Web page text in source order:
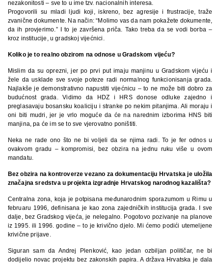
nezakonitosti – sve to u ime tzv. nacionalnih interesa.
Progovorili su mladi ljudi koji, iskreno, bez agresije i frustracije, traže
zvanične dokumente. Na način: “Molimo vas da nam pokažete dokumente,
da ih provjerimo.” I to je završena priča. Tako treba da se vodi borba –
kroz institucije, u gradskoj vijećnici.
Koliko je to realno obzirom na odnose u Gradskom vijeću?
Mislim da su oprezni, jer po prvi put imaju manjinu u Gradskom vijeću i
žele da usklade sve svoje poteze radi normalnog funkcionisanja grada.
Najlakše je demonstrativno napustiti vijećnicu – to ne može biti dobro za
budućnost grada. Vidimo da HDZ i HRS donose odluke zajedno i
preglasavaju bosansku koaliciju i stranke po nekim pitanjima. Ali moraju i
oni biti mudri, jer je vrlo moguće da će na narednim izborima HNS biti
manjina, pa će im se to sve vjerovatno poništiti.
Neka ne rade ono što ne bi voljeli da se njima radi. To je fer odnos u
ovakvom gradu – kompromisi, bez obzira na jednu ruku više u ovom
mandatu.
Bez obzira na kontroverze vezano za dokumentaciju Hrvatska je uložila
značajna sredstva u projekta izgradnje Hrvatskog narodnog kazališta?
Centralna zona, koja je potpisana međunarodnim sporazumom u Rimu u
februaru 1996, definisana je kao zona zajedničkih institucija grada. I sve
dalje, bez Gradskog vijeća, je nelegalno. Pogotovo pozivanje na planove
iz 1995. ili 1996. godine – to je krivično djelo. Mi ćemo podići utemeljene
krivične prijave.
Siguran sam da Andrej Plenković, kao jedan ozbiljan političar, ne bi
dodijelio novac projektu bez zakonskih papira. A država Hrvatska je dala